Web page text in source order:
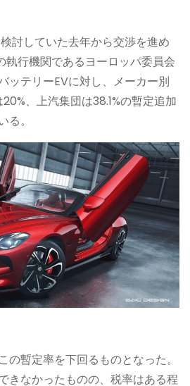
討していた去年から交渉を進め
執行機関であるヨーロッパ委員会
ッテリーEVに対し、メーカー別
、上汽集団は38.1%の暫定追加
。
の暫定率を下回るものとなった。
きなかったものの、税率はある程